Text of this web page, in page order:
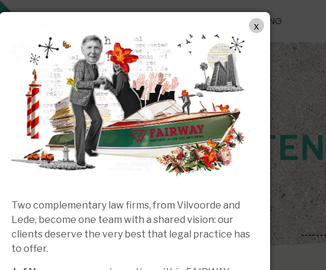
BEMIDDELING
& INZICHTEN
Two complementary law firms, from Vilvoorde and
Lede, become one team with a shared vision: our
clients deserve the very best that legal practice has
to offer.
x